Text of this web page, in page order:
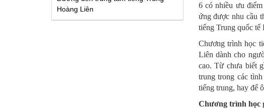
Hoàng Liên
6 có nhiều ưu
ứng được nhu cầu
tiếng Trung quốc
Chương trình học
Liên dành cho
cao. Từ chưa biết
trung trong các
tiếng trung, hay để
Chương trình học